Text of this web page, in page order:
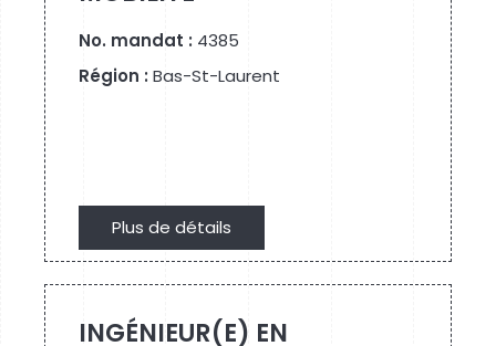
No. mandat : 4385
Région : Bas-St-Laurent
Plus de détails
INGÉNIEUR(E) EN